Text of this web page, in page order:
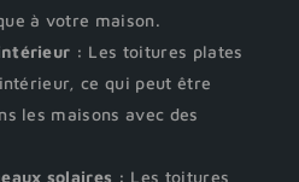
à votre maison.
: Les toitures plates
ce qui peut être
les maisons avec des
solaires : Les toitures